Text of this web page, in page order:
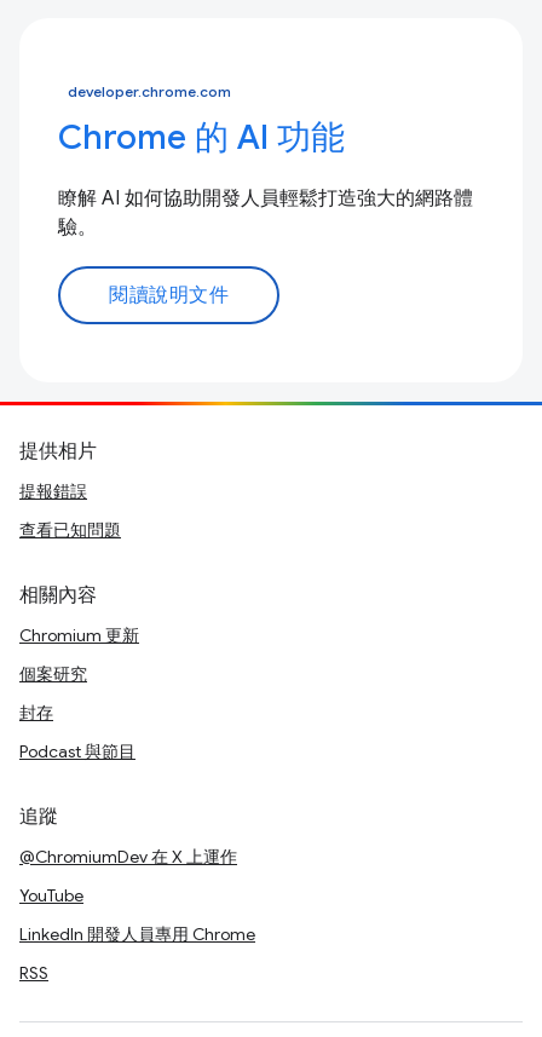
developer.chrome.com
Chrome 的 AI 功能
瞭解 AI 如何協助開發人員輕鬆打造強大的網路體
驗。
閱讀說明文件
提供相片
提報錯誤
查看已知問題
相關內容
Chromium 更新
個案研究
封存
Podcast 與節目
追蹤
@ChromiumDev 在 X 上運作
YouTube
LinkedIn 開發人員專用 Chrome
RSS